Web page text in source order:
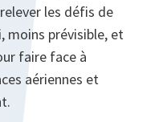
les défis de
moins prévisible, et
faire face à
aériennes et